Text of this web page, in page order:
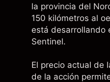
la provincia del
150 kilómetros al
está desarrollando
Sentinel.
El precio actual de
de la acción